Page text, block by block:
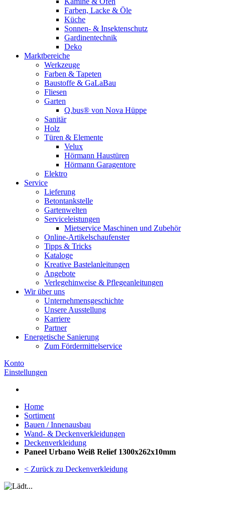
Farben, Lacke & Öle
Küche
Sonnen- & Insektenschutz
Gardinentechnik
Deko
Marktbereiche
Werkzeuge
Farben & Tapeten
Baustoffe & GaLaBau
Fliesen
Garten
Q.bus® von Nova Hüppe
Sanitär
Holz
Türen & Elemente
Velux
Hörmann Haustüren
Hörmann Garagentore
Elektro
Service
Lieferung
Betontankstelle
Gartenwelten
Serviceleistungen
Mietservice Maschinen und Zubehör
Online-Artikelschaufenster
Tipps & Tricks
Kataloge
Kreative Bastelanleitungen
Angebote
Verlegehinweise & Pflegeanleitungen
Wir über uns
Unternehmensgeschichte
Unsere Ausstellung
Karriere
Partner
Energetische Sanierung
Zum Fördermittelservice
Konto
Einstellungen
Home
Sortiment
Bauen / Innenausbau
Wand- & Deckenverkleidungen
Deckenverkleidung
Paneel Urbano Weiß Relief 1300x262x10mm
< Zurück zu Deckenverkleidung